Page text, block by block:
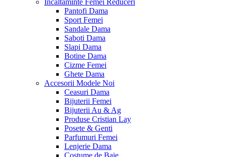
Incaltaminte Femei Reduceri
Pantofi Dama
Sport Femei
Sandale Dama
Saboti Dama
Slapi Dama
Botine Dama
Cizme Femei
Ghete Dama
Accesorii Modele Noi
Ceasuri Dama
Bijuterii Femei
Bijuterii Au & Ag
Produse Cristian Lay
Posete & Genti
Parfumuri Femei
Lenjerie Dama
Costume de Baie